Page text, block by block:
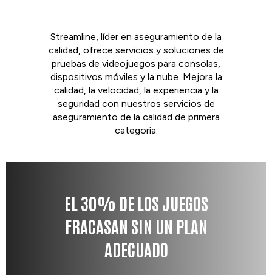
Streamline, líder en aseguramiento de la
calidad, ofrece servicios y soluciones de
pruebas de videojuegos para consolas,
dispositivos móviles y la nube. Mejora la
calidad, la velocidad, la experiencia y la
seguridad con nuestros servicios de
aseguramiento de la calidad de primera
categoría.
EL 30% DE LOS JUEGOS
FRACASAN SIN UN PLAN
ADECUADO